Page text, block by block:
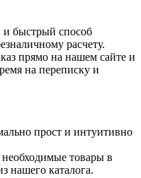
быстрый способ
расчету.
прямо на нашем сайте и
на переписку и
прост и интуитивно
товары в
нашего каталога.